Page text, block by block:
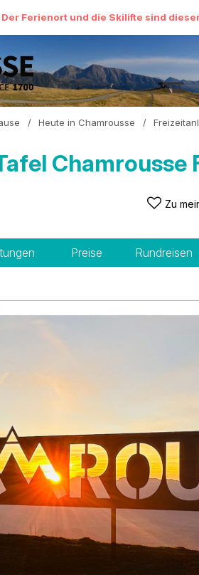
Der Ferienort und die Skilifte sind
/ Heute in Chamrousse /
Chamrousse
Zu
Preise Rundreisen